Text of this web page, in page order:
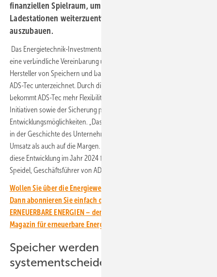
finanziellen Spielraum, um seine Speichertechnologie für
Ladestationen weiterzuentwickeln und die Produktion
auszubauen.
Das Energietechnik-Investmentunternehmen Svelland Capital hat
eine verbindliche Vereinbarung über eine Privatinvestition beim
Hersteller von Speichern und batteriegepufferter Ladetechnologie
ADS-Tec unterzeichnet. Durch die Stärkung der finanziellen Situation
bekommt ADS-Tec mehr Flexibilität bei der Umsetzung strategischer
Initiativen sowie der Sicherung profitabler
Entwicklungsmöglichkeiten. „Das vierte Quartal 2023 war das stärkste
in der Geschichte des Unternehmens, sowohl in Bezug auf den
Umsatz als auch auf die Margen. Wir sind zuversichtlich, dass sich
diese Entwicklung im Jahr 2024 fortsetzen wird“, sagte Thomas
Speidel, Geschäftsführer von ADS-Tec.
Wollen Sie über die Energiewende auf dem Laufenden bleiben?
Dann abonnieren Sie einfach den kostenlosen Newsletter von
ERNEUERBARE ENERGIEN – dem größten verbandsunabhängigen
Magazin für erneuerbare Energien in Deutschland!
Speicher werden
systementscheidend